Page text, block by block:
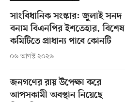
সাংবিধানিক সংস্কার: জুলাই সনদ
বনাম বিএনপির ইশতেহার, বিশেষ
কমিটিতে প্রাধান্য পাবে কোনটি
০৬ আগস্ট ২০২৬
জনগণের রায় উপেক্ষা করে
আপসকামী অবস্থান নিয়েছে